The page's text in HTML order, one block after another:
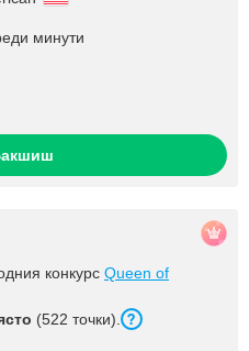
минути
конкурс Queen of
(522 точки).